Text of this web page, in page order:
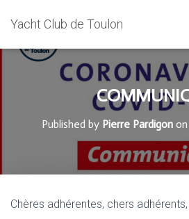
Yacht Club de Toulon
Published by Pierre Pardigonon
Chères adhérentes, chers